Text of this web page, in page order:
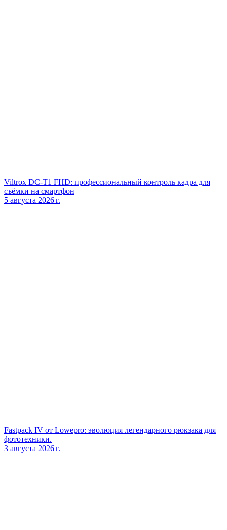
Viltrox DC‑T1 FHD: профессиональный контроль кадра для
съёмки на смартфон
5 августа 2026 г.
Fastpack IV от Lowepro: эволюция легендарного рюкзака для
фототехники.
3 августа 2026 г.